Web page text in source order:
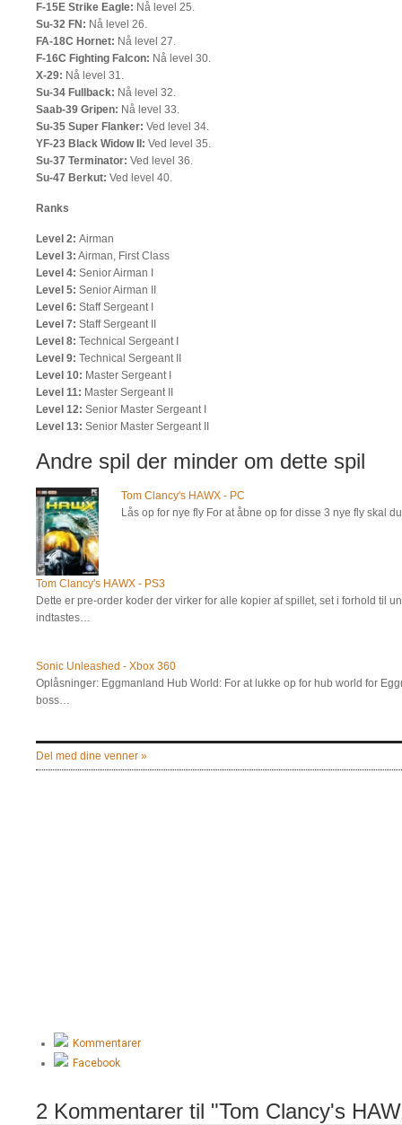
F-15E Strike Eagle: Nå level 25.
Su-32 FN: Nå level 26.
FA-18C Hornet: Nå level 27.
F-16C Fighting Falcon: Nå level 30.
X-29: Nå level 31.
Su-34 Fullback: Nå level 32.
Saab-39 Gripen: Nå level 33.
Su-35 Super Flanker: Ved level 34.
YF-23 Black Widow II: Ved level 35.
Su-37 Terminator: Ved level 36.
Su-47 Berkut: Ved level 40.
Ranks
Level 2: Airman
Level 3: Airman, First Class
Level 4: Senior Airman I
Level 5: Senior Airman II
Level 6: Staff Sergeant I
Level 7: Staff Sergeant II
Level 8: Technical Sergeant I
Level 9: Technical Sergeant II
Level 10: Master Sergeant I
Level 11: Master Sergeant II
Level 12: Senior Master Sergeant I
Level 13: Senior Master Sergeant II
Andre spil der minder om dette spil
Tom Clancy's HAWX - PC
Lås op for nye fly For at åbne op for disse 3 nye fly skal
Tom Clancy's HAWX - PS3
Dette er pre-order koder der virker for alle kopier af spillet, set i forhold til
indtastes…
Sonic Unleashed - Xbox 360
Oplåsninger: Eggmanland Hub World: For at lukke op for hub world for
boss…
Del med dine venner »
Kommentarer
Facebook
2 Kommentarer til "Tom Clancy's